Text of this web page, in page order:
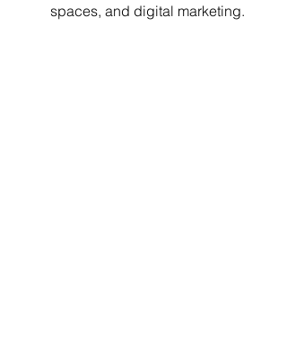
spaces, and digital marketing.